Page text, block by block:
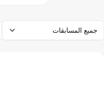
جميع المسابقات